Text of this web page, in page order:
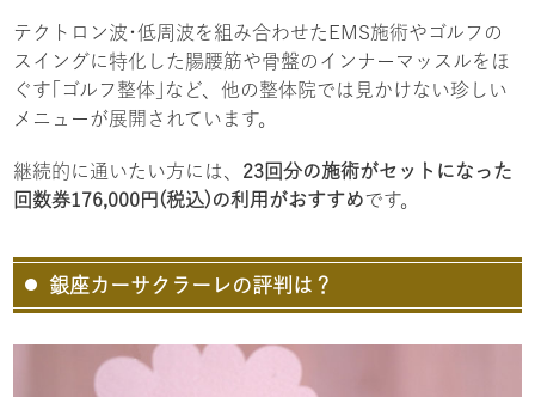
テクトロン波･低周波を組み合わせたEMS施術やゴルフの
スイングに特化した腸腰筋や骨盤のインナーマッスルをほ
ぐす｢ゴルフ整体｣など、他の整体院では見かけない珍しい
メニューが展開されています。
継続的に通いたい方には、 23回分の施術がセットになった
回数券176,000円(税込)の利用がおすすめです。
銀座カーサクラーレの評判は？